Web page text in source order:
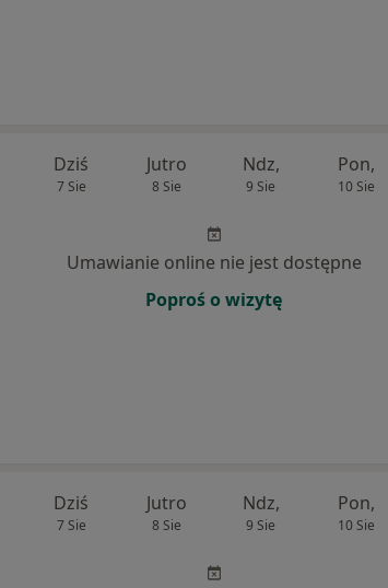
Dziś
7 Sie
Jutro
8 Sie
Ndz,
9 Sie
Pon,
10 Sie
Umawianie online nie jest dostępne
Poproś o wizytę
Dziś
7 Sie
Jutro
8 Sie
Ndz,
9 Sie
Pon,
10 Sie